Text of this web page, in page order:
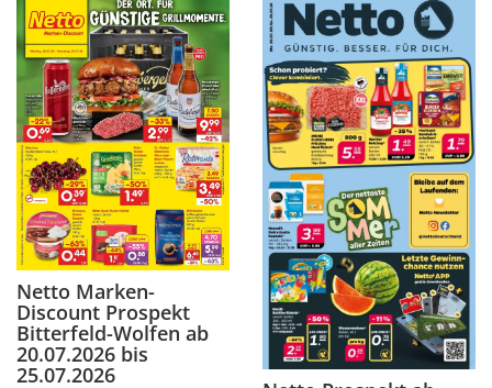
Netto Marken-
Discount Prospekt
Bitterfeld-Wolfen ab
20.07.2026 bis
25.07.2026